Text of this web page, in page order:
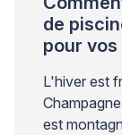
de
pour
L'hiver est
est